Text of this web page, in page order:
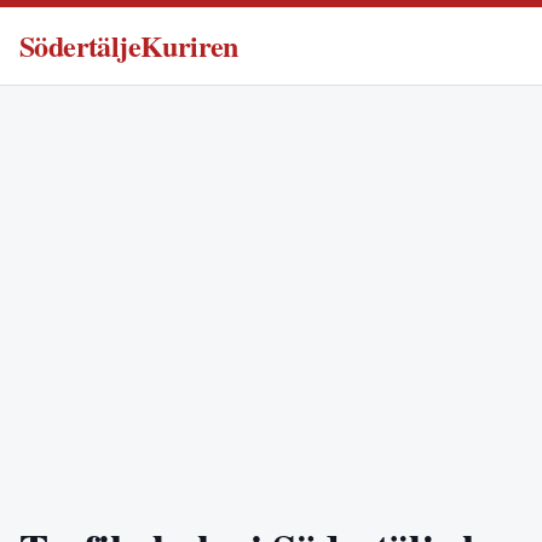
SödertäljeKuriren